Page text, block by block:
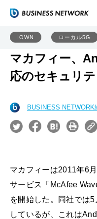
IOWN ローカル5G
マカフィー、
応のセキュリ
BUSINESS NETWORK
マカフィーは2011年6
サービス「McAfee
を開始した。同社では
しているが、これは